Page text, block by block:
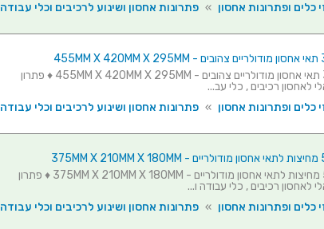
כלים ופתרונות אחסון » פתרונות אחסון ושינוע לרכיבים וכלי עבודה
סט 3 תאי אחסון מודולריים צהובים - 455MM X 420MM X 295MM ♦ פתרון
לאחסון רכיבים , כלי עב...
כלים ופתרונות אחסון » פתרונות אחסון ושינוע לרכיבים וכלי עבודה
סט 5 מחיצות לתאי אחסון מודולריים - 375MM X 210MM X 180MM ♦ פתרון
לאחסון רכיבים , כלי עבודה ו...
כלים ופתרונות אחסון » פתרונות אחסון ושינוע לרכיבים וכלי עבודה